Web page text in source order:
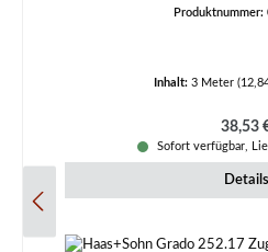
Produktnummer:
Inhalt: 3 Meter
38,53
Sofort verfügbar,
Details